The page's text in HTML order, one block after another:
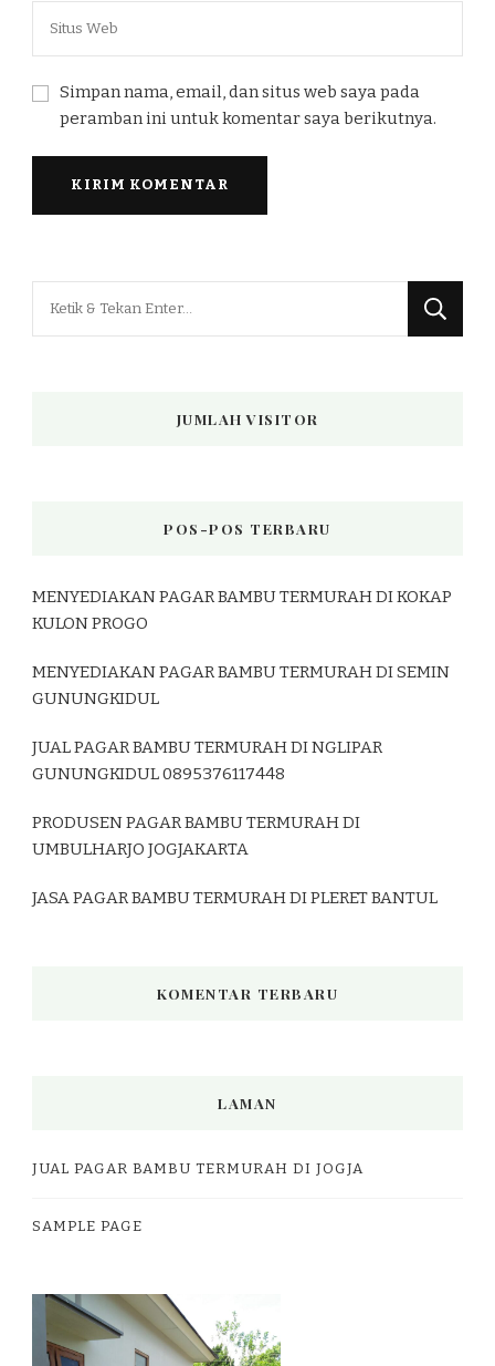
Simpan nama, email, dan situs web saya pada
peramban ini untuk komentar saya berikutnya.
JUMLAH VISITOR
POS-POS TERBARU
MENYEDIAKAN PAGAR BAMBU TERMURAH DI KOKAP
KULON PROGO
MENYEDIAKAN PAGAR BAMBU TERMURAH DI SEMIN
GUNUNGKIDUL
JUAL PAGAR BAMBU TERMURAH DI NGLIPAR
GUNUNGKIDUL 0895376117448
PRODUSEN PAGAR BAMBU TERMURAH DI
UMBULHARJO JOGJAKARTA
JASA PAGAR BAMBU TERMURAH DI PLERET BANTUL
KOMENTAR TERBARU
LAMAN
JUAL PAGAR BAMBU TERMURAH DI JOGJA
SAMPLE PAGE